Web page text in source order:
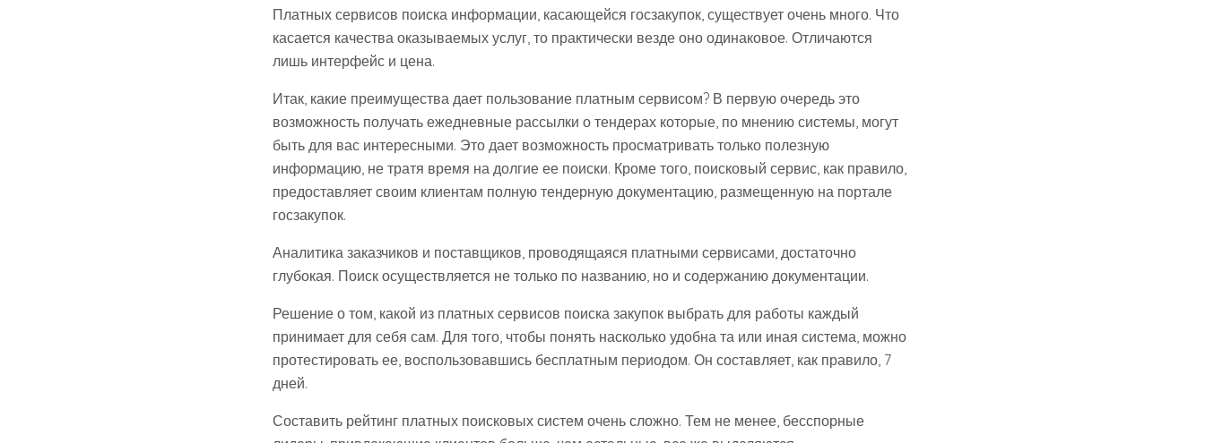
Платных сервисов поиска информации, касающейся госзакупок, существует очень много. Что
касается качества оказываемых услуг, то практически везде оно одинаковое. Отличаются
лишь интерфейс и цена.
Итак, какие преимущества дает пользование платным сервисом? В первую очередь это
возможность получать ежедневные рассылки о тендерах которые, по мнению системы, могут
быть для вас интересными. Это дает возможность просматривать только полезную
информацию, не тратя время на долгие ее поиски. Кроме того, поисковый сервис, как правило,
предоставляет своим клиентам полную тендерную документацию, размещенную на портале
госзакупок.
Аналитика заказчиков и поставщиков, проводящаяся платными сервисами, достаточно
глубокая. Поиск осуществляется не только по названию, но и содержанию документации.
Решение о том, какой из платных сервисов поиска закупок выбрать для работы каждый
принимает для себя сам. Для того, чтобы понять насколько удобна та или иная система, можно
протестировать ее, воспользовавшись бесплатным периодом. Он составляет, как правило, 7
дней.
Составить рейтинг платных поисковых систем очень сложно. Тем не менее, бесспорные